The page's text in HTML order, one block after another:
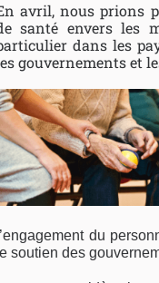
avril, nous prions
santé envers les
dans les
gouvernements et
du
soutien des